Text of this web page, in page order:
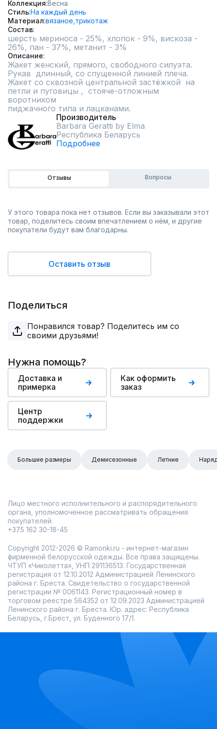
Коллекция Весна
СтильНа каждый день
Материал вязаное, трикотаж
Состав
шерсть мериноса - 25%, хлопок - 9%, вискоза -
26%, пан - 37%, метанит - 3%
Описание
Жакет женский, прямого, свободного силуэта.
Рукав  длинный, со спущенной линией плеча.
Жакет со сквозной центральной застёжкой  на
петли и пуговицы ,  стояче-отложным
воротником
пиджачного типа и лацканами.
Производитель
Barbara Geratti by Elma
Республика Беларусь
Подробнее
Отзывы Вопросы
У этого товара пока нет отзывов. Если вы заказывали этот
товар, поделитесь своим впечатлением о нём, и другие
покупатели будут вам благодарны.
Оставить отзыв
Поделиться
Понравился товар? Поделитесь им со
своими друзьями!
Нужна помощь?
Доставка и
примерка
Как оформить
заказ
Центр
поддержки
Большие размеры Демисезонные Летние
Лицо местного исполнительного и распорядительного
органа, уполномоченное рассматривать обращения
покупателей:
+375 162 30-18-45
Copyright 2012-2026 © Ramonki.ru - интернет-магазин
фирменной белорусской одежды. Все права защищены.
ЧТУП «Чиколетта», УНП 291136513. Государственная
регистрация от 12.10.2012 Администрацией Ленинского
района г. Бреста. Свидетельство о государственной
регистрации № 0061143. Регистрационный номер в
торговом реестре 564352 от 12.09.2023 Администрацией
Ленинского района г. Бреста. Юр. адрес: Республика
Беларусь, г.Брест, ул. Буденного 17/1.